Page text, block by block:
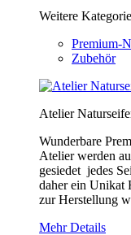
Weitere
Premium-
Zubehör
Atelier
Wunderbare
Atelier werden
gesiedet jedes
daher ein Unikat
zur Herstellung
Mehr Details